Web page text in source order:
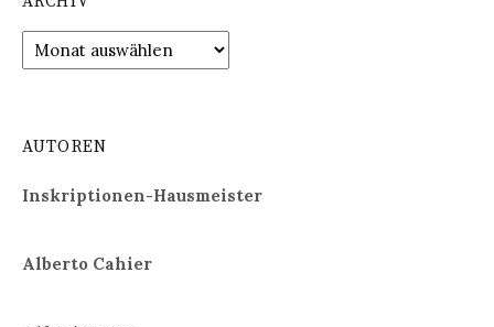
Archiv
AUTOREN
Inskriptionen-Hausmeister
Alberto Cahier